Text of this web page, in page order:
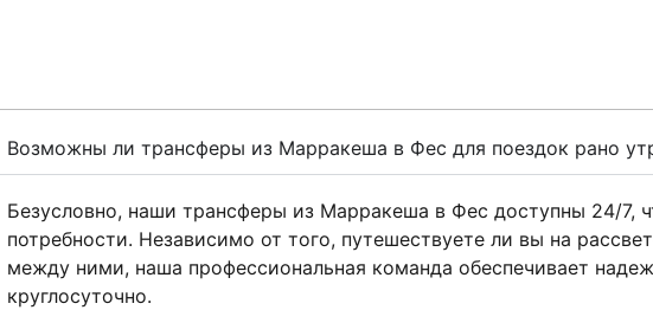
Возможны ли трансферы из Марракеша в Фес для поездок рано
Безусловно, наши трансферы из Марракеша в Фес доступны 24/7,
потребности. Независимо от того, путешествуете ли вы на
между ними, наша профессиональная команда обеспечивает
круглосуточно.